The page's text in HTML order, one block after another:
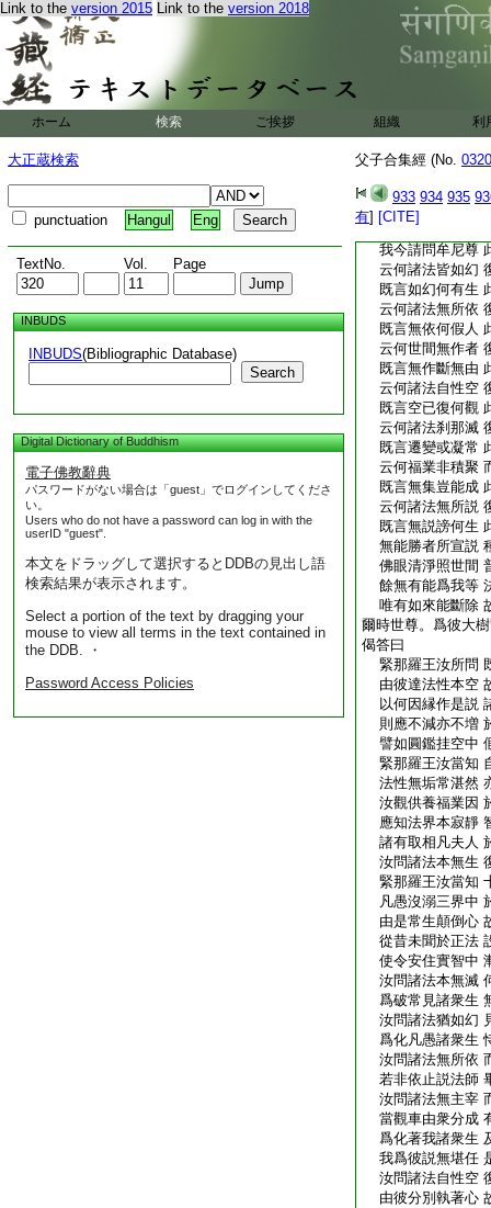
Link to the version 2015 Link to the version 2018
ホーム 検索 ご挨拶 組織 利
大正蔵検索
punctuation Hangul Eng
TextNo. Vol. Page
INBUDS
INBUDS(Bibliographic Database)
Search
Digital Dictionary of Buddhism
電子佛教辭典
パスワードがない場合は「guest」でログインしてくださ
い。
Users who do not have a password can log in with the
userID "guest".
本文をドラッグして選択するとDDBの見出し語
検索結果が表示されます。
Select a portion of the text by dragging your
mouse to view all terms in the text contained in
the DDB. ・
Password Access Policies
父子合集經 (No.
933 934 935
有] [CITE]
刹。奉覲如來經河
具諸相好國土莊嚴
至縁畢入般涅盤。
建立授記之事。時
我聞如來作是説
既言空已復授記
又云法界本空寂
既言空寂復現形
云何諸法本無生
既言無生何有求
云何諸法本無盡
我今請問牟尼尊
云何諸法皆如幻
既言如幻何有生
云何諸法無所依
既言無依何假人
云何世間無作者
既言無作斷無由
云何諸法自性空
既言空已復何觀
云何諸法刹那滅
既言遷變或凝常
云何福業非積聚
既言無集豈能成
云何諸法無所説
既言無説謗何生
無能勝者所宣説
佛眼清淨照世間
餘無有能爲我等
唯有如來能斷除
爾時世尊。爲彼大
偈答曰
緊那羅王汝所問
由彼達法性本空
以何因縁作是説
則應不減亦不増
譬如圓鑑挂空中
緊那羅王汝當知
法性無垢常湛然
汝觀供養福業因
應知法界本寂靜
諸有取相凡夫人
汝問諸法本無生
緊那羅王汝當知
凡愚沒溺三界中
由是常生顛倒心
從昔未聞於正法
使令安住實智中
汝問諸法本無滅
爲破常見諸衆生
汝問諸法猶如幻
爲化凡愚諸衆生
汝問諸法無所依
若非依止説法師
汝問諸法無主宰
當觀車由衆分成
爲化著我諸衆生
我爲彼説無堪任
汝問諸法自性空
由彼分別執著心